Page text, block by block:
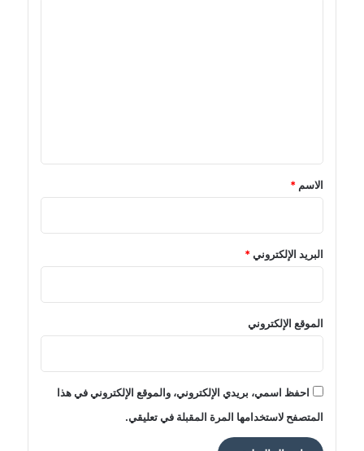
*
الاسم *
البريد الإلكتروني*
الموقع الإلكتروني
احفظ اسمي، بريدي الإلكتروني، والموقع الإلكتروني في هذا
المتصفح لاستخدامها المرة المقبلة في تعليقي.